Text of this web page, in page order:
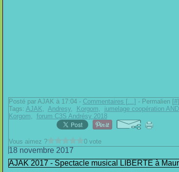
Posté par AJAK à 17:04 - Commentaires [ …] - Permalien [#]
Tags: AJAK, Andresy, Korgom, jumelage coopération
Korgom, forum C3S Andrésy 2018
Vous aimez ? 0 vote
18 novembre 2017
AJAK 2017 - Spectacle musical LIBERTE à